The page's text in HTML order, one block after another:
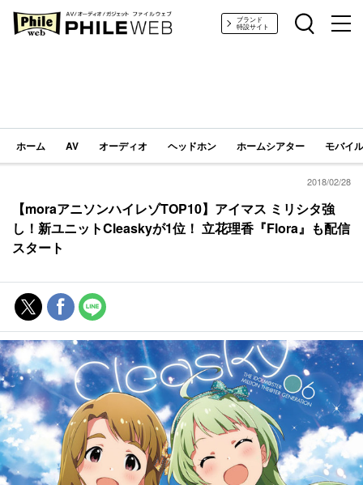
PHILE WEB｜AV/オーディオ/ガジェットブランド
特設サイト
ホーム AV オーディオ ヘッドホン ホームシアター モバイ
2018/02/28
【moraアニソンハイレゾTOP10】アイマス ミリシタ強
し！新ユニットCleaskyが1位！ 立花理香『Flora』も配信
スタート